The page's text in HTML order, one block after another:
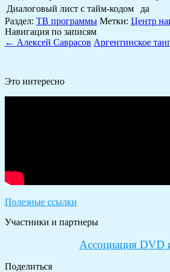
Диалоговый лист с тайм-кодом
да
Раздел: ТВ программы Метки: Центр
Навигация по записям
← Алексей Саврасов Аргентинское
Это интересно
Полезные ссылки
Участники и партнеры
Ассоциация DVD
Поделиться